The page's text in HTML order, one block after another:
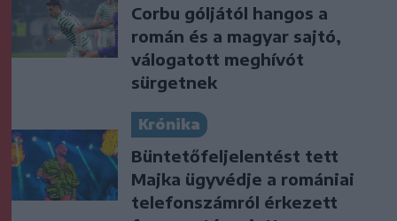
Corbu góljától hangos a
román és a magyar sajtó,
válogatott meghívót
sürgetnek
Krónika
Büntetőfeljelentést tett
Majka ügyvédje a romániai
telefonszámról érkezett